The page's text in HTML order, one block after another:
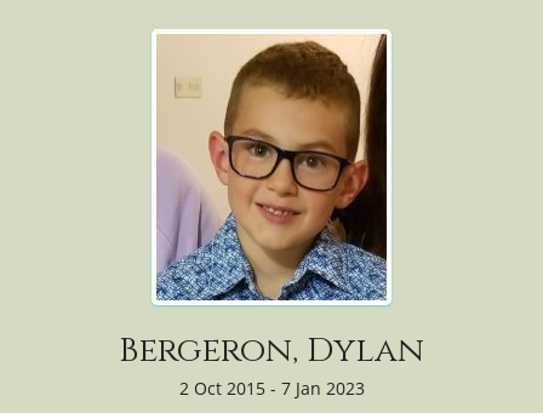
Bergeron, Dylan
2 Oct 2015 - 7 Jan 2023